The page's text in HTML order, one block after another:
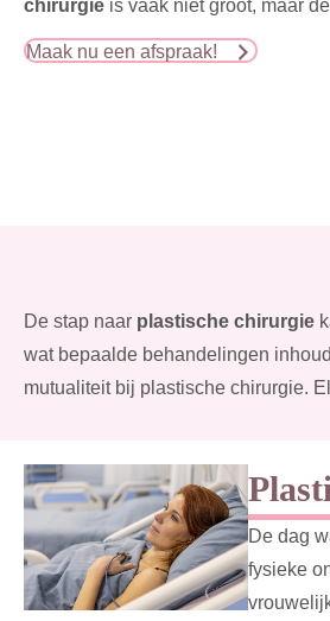
chirurgie is vaak niet groot, maar
Maak nu een afspraak!
De stap naar plastische chirurgie
wat bepaalde behandelingen
mutualiteit bij plastische chirurgie.
De dag
fysieke